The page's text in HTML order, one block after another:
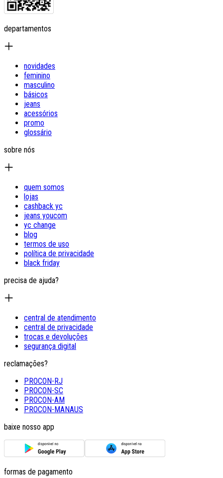
departamentos
novidades
feminino
masculino
básicos
jeans
acessórios
promo
glossário
sobre nós
quem somos
lojas
cashback yc
jeans youcom
yc change
blog
termos de uso
política de privacidade
black friday
precisa de ajuda?
central de atendimento
central de privacidade
trocas e devoluções
segurança digital
reclamações?
PROCON-RJ
PROCON-SC
PROCON-AM
PROCON-MANAUS
baixe nosso app
formas de pagamento